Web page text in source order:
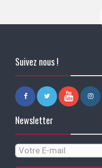
Suivez nous !
Newsletter